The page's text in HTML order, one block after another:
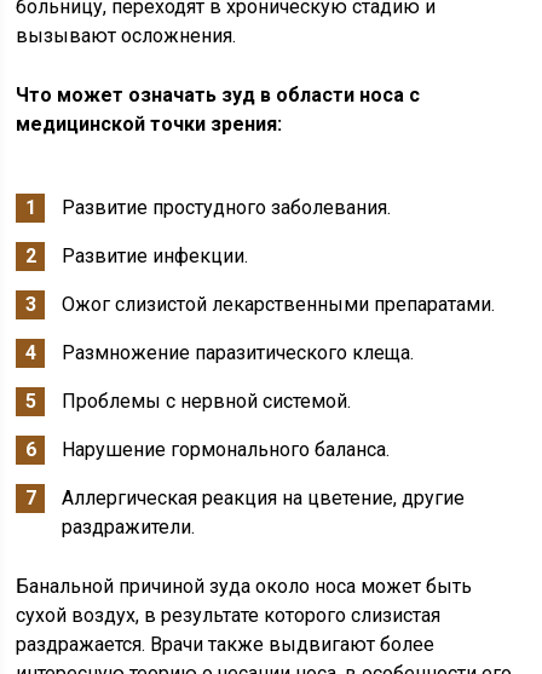
больницу, переходят в хроническую стадию и
вызывают осложнения.
Что может означать зуд в области носа с
медицинской точки зрения:
Развитие простудного заболевания.
Развитие инфекции.
Ожог слизистой лекарственными препаратами.
Размножение паразитического клеща.
Проблемы с нервной системой.
Нарушение гормонального баланса.
Аллергическая реакция на цветение, другие
раздражители.
Банальной причиной зуда около носа может быть
сухой воздух, в результате которого слизистая
раздражается. Врачи также выдвигают более